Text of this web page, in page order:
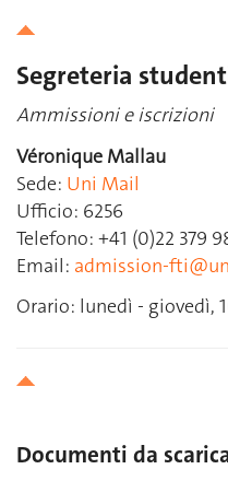
Segreteria
Ammissioni e iscrizioni
Véronique Mallau
Sede: Uni Mail
Ufficio: 6256
Telefono: +41 (0)22 379
Email: admission-
Orario: lunedì - giovedì,
Documenti da